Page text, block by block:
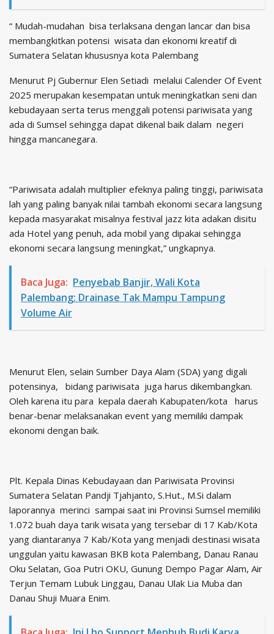
“ Mudah-mudahan bisa terlaksana dengan lancar dan bisa
membangkitkan potensi wisata dan ekonomi kreatif di
Sumatera Selatan khususnya kota Palembang
Menurut Pj Gubernur Elen Setiadi melalui Calender Of Event
2025 merupakan kesempatan untuk meningkatkan seni dan
kebudayaan serta terus menggali potensi pariwisata yang
ada di Sumsel sehingga dapat dikenal baik dalam negeri
hingga mancanegara.
“Pariwisata adalah multiplier efeknya paling tinggi, pariwisata
lah yang paling banyak nilai tambah ekonomi secara langsung
kepada masyarakat misalnya festival jazz kita adakan disitu
ada Hotel yang penuh, ada mobil yang dipakai sehingga
ekonomi secara langsung meningkat,” ungkapnya.
Baca Juga: Penyebab Banjir, Wali Kota
Palembang: Drainase Tak Mampu Tampung
Volume Air
Menurut Elen, selain Sumber Daya Alam (SDA) yang digali
potensinya, bidang pariwisata juga harus dikembangkan.
Oleh karena itu para kepala daerah Kabupaten/kota harus
benar-benar melaksanakan event yang memiliki dampak
ekonomi dengan baik.
Plt. Kepala Dinas Kebudayaan dan Pariwisata Provinsi
Sumatera Selatan Pandji Tjahjanto, S.Hut., M.Si dalam
laporannya merinci sampai saat ini Provinsi Sumsel memiliki
1.072 buah daya tarik wisata yang tersebar di 17 Kab/Kota
yang diantaranya 7 Kab/Kota yang menjadi destinasi wisata
unggulan yaitu kawasan BKB kota Palembang, Danau Ranau
Oku Selatan, Goa Putri OKU, Gunung Dempo Pagar Alam, Air
Terjun Temam Lubuk Linggau, Danau Ulak Lia Muba dan
Danau Shuji Muara Enim.